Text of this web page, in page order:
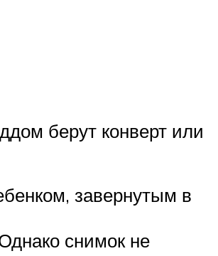
берут конверт или
завернутым в
снимок не